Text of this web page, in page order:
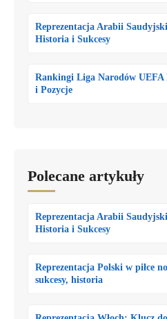
Reprezentacja Arabii
Historia i Sukcesy
Rankingi Liga Narodów
i Pozycje
Polecane artykuły
Reprezentacja Arabii
Historia i Sukcesy
Reprezentacja Polski w piłce
sukcesy, historia